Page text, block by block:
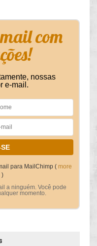
com
nossas
e-mail.
para MailChimp ( more
)
a ninguém. Você pode
momento.